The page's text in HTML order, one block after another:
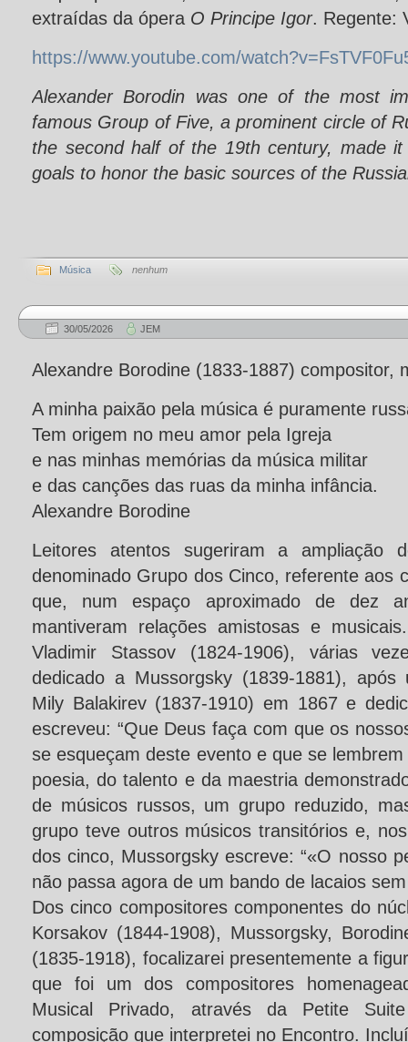
extraídas da ópera O Principe Igor. Regente:
https://www.youtube.com/
Alexander Borodin was one of the most
famous Group of Five, a prominent circle of
the second half of the 19th century, made
goals to honor the basic sources of the
Música nenhum
30/05/2026 JEM
Alexandre Borodine (1833-1887) compositor,
A minha paixão pela música é puramente
Tem origem no meu amor pela Igreja
e nas minhas memórias da música militar
e das canções das ruas da minha infância.
Alexandre Borodine
Leitores atentos sugeriram a ampliação
denominado Grupo dos Cinco, referente aos
que, num espaço aproximado de dez
mantiveram relações amistosas e
Vladimir Stassov (1824-1906), várias
dedicado a Mussorgsky (1839-1881),
Mily Balakirev (1837-1910) em 1867 e
escreveu: “Que Deus faça com que os
se esqueçam deste evento e que se
poesia, do talento e da maestria
de músicos russos, um grupo reduzido,
grupo teve outros músicos transitórios e,
dos cinco, Mussorgsky escreve: “«O nosso
não passa agora de um bando de lacaios
Dos cinco compositores componentes do
Korsakov (1844-1908), Mussorgsky,
(1835-1918), focalizarei presentemente a
que foi um dos compositores
Musical Privado, através da Petite
composição que interpretei no Encontro.